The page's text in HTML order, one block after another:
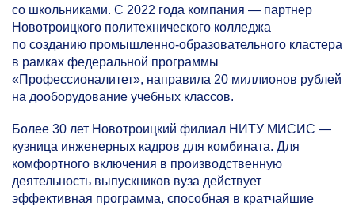
со школьниками. С 2022 года компания — партнер
Новотроицкого политехнического колледжа
по созданию промышленно-образовательного кластера
в рамках федеральной программы
«Профессионалитет», направила 20 миллионов рублей
на дооборудование учебных классов.
Более 30 лет Новотроицкий филиал НИТУ МИСИС —
кузница инженерных кадров для комбината. Для
комфортного включения в производственную
деятельность выпускников вуза действует
эффективная программа, способная в кратчайшие